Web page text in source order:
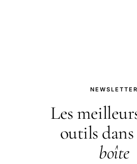
NEWSLETTER
Les
outils dans
boîte